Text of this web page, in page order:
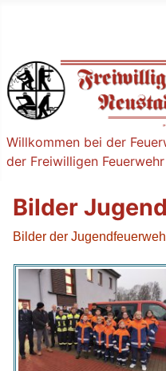
Willkommen bei der
der Freiwilligen
Bilder
Bilder der